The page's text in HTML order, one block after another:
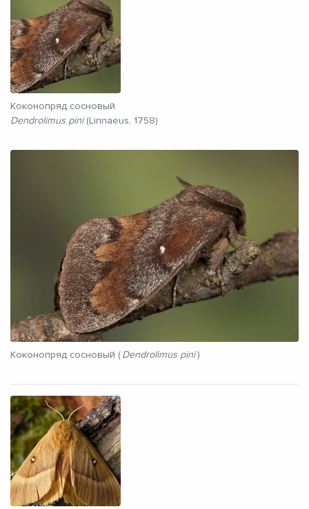
Коконопряд сосновый
Dendrolimus pini(Linnaeus, 1758)
Коконопряд сосновый (Dendrolimus pini )